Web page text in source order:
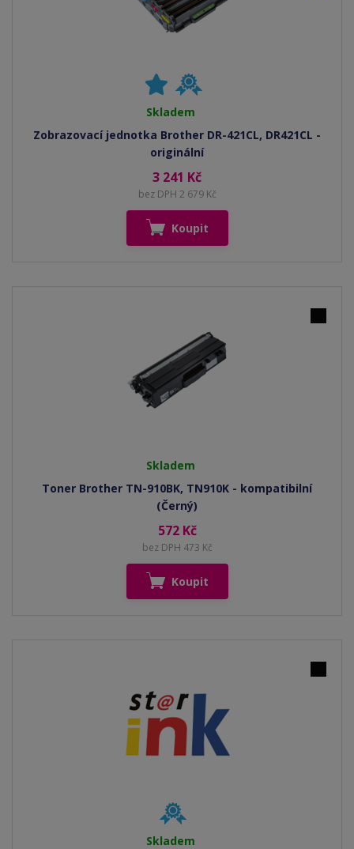
Skladem
Zobrazovací jednotka Brother DR-421CL, DR421CL -
originální
3 241 Kč
bez DPH 2 679 Kč
Koupit
Skladem
Toner Brother TN-910BK, TN910K - kompatibilní
(Černý)
572 Kč
bez DPH 473 Kč
Koupit
Skladem